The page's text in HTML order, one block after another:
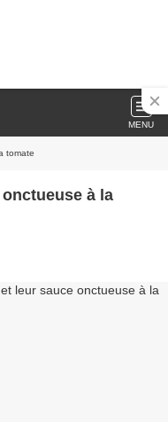
MENU
tomate
à la